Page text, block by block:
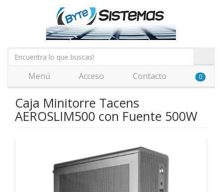
Menú Acceso Contacto 0
Caja Minitorre Tacens
AEROSLIM500 con Fuente 500W